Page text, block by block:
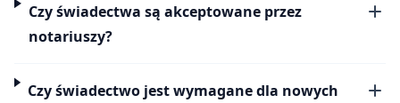
Czy świadectwa są akceptowane przez
notariuszy?
Czy świadectwo jest wymagane dla nowych